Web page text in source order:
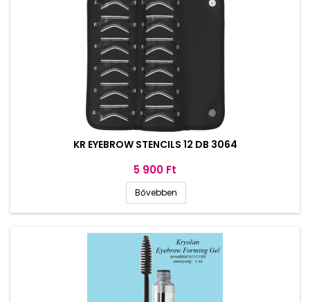
KR EYEBROW STENCILS 12 DB 3064
Ár
5 900 Ft
Bővebben